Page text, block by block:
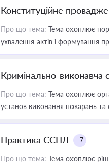
Конституційне
Про що тема: Тема охоплює
ухвалення актів і формування
Кримінально-виконавча
Про що тема: Тема охоплює
установ виконання покарань та
Практика ЄСПЛ +7
Про що тема: Тема охоплює